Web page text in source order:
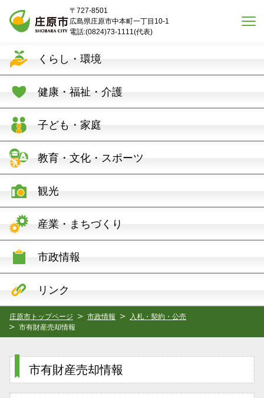
〒727-8501
広島県庄原市中本町一丁目10-1
電話:(0824)73-1111(代表)
くらし・環境
健康・福祉・介護
子ども・家庭
教育・文化・スポーツ
観光
産業・まちづくり
市政情報
リンク
庄原市トップページ 市政情報
入札・契約・公売
市有財産売却情報
市有財産売却情報